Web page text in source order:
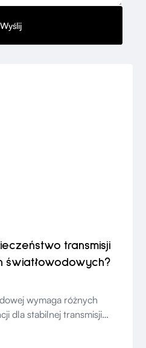
transmisji
światłowodowych?
wymaga różnych
dla stabilnej transmisji